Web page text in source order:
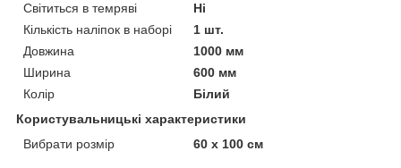
Світиться в темряві
Ні
Кількість наліпок в наборі
1 шт.
Довжина
1000 мм
Ширина
600 мм
Колір
Білий
Користувальницькі характеристики
Вибрати розмір
60 х 100 см